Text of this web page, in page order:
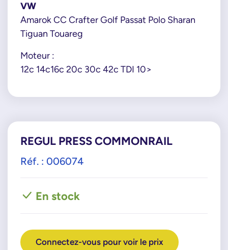
VW
Amarok CC Crafter Golf Passat Polo Sharan
Tiguan Touareg
Moteur :
12c 14c16c 20c 30c 42c TDI 10>
REGUL PRESS COMMONRAIL
Réf. : 006074
En stock
Connectez-vous pour voir le prix